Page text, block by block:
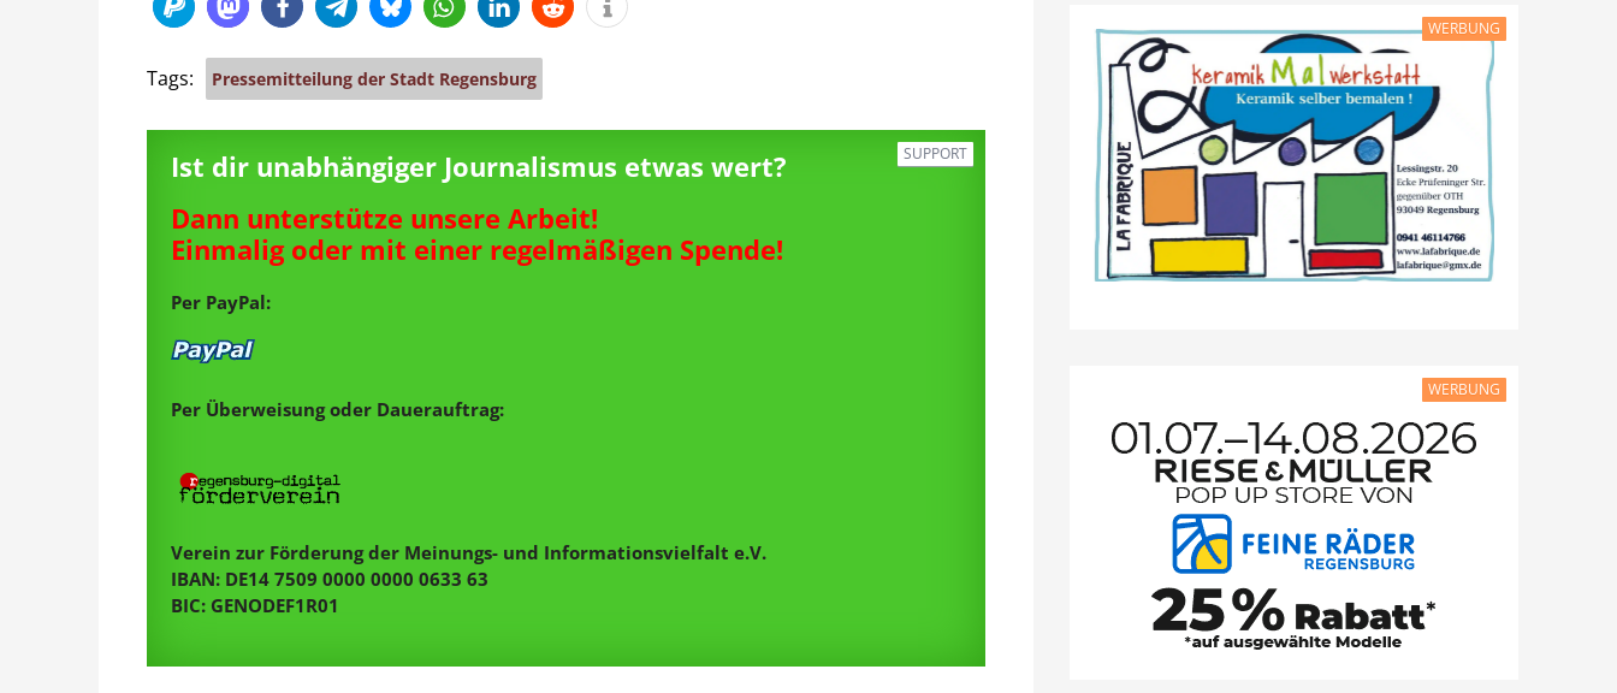
Tags: Pressemitteilung der Stadt Regensburg
SUPPORT
Ist dir unabhängiger Journalismus etwas wert?
Dann unterstütze unsere Arbeit!
Einmalig oder mit einer regelmäßigen Spende!
Per PayPal:
Per Überweisung oder Dauerauftrag:
Verein zur Förderung der Meinungs- und Informationsvielfalt e.V.
IBAN: DE14 7509 0000 0000 0633 63
BIC: GENODEF1R01
WERBUNG
WERBUNG